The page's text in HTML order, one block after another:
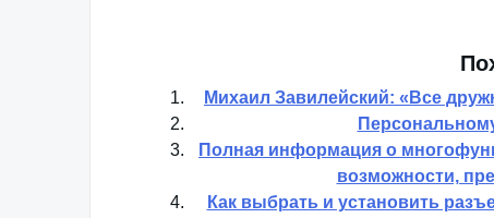
Михаил Завилейский: «Все
Полная информация о
возможности,
Как выбрать и установить